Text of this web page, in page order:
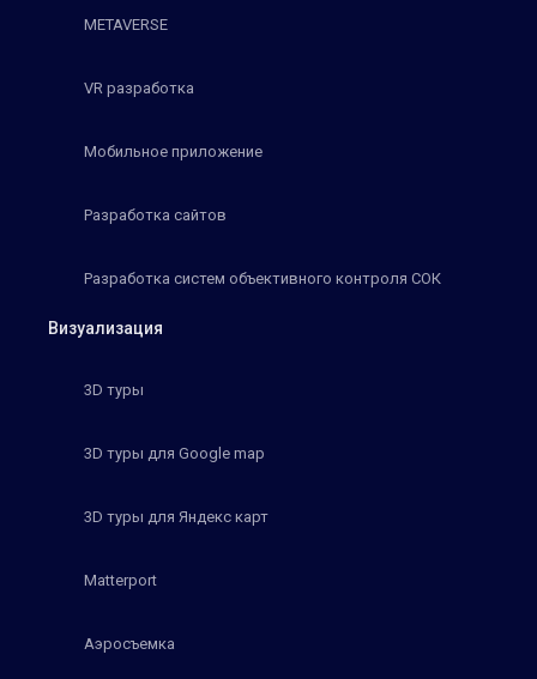
METAVERSE
VR разработка
Мобильное приложение
Разработка сайтов
Разработка систем объективного контроля СОК
Визуализация
3D туры
3D туры для Google map
3D туры для Яндекс карт
Matterport
Аэросъемка